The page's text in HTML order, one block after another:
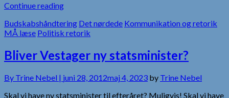
Continue reading
Budskabshåndtering Det nørdede Kommunikation og retorik
MÅ læse Politisk retorik
Bliver Vestager ny statsminister?
By Trine Nebel | juni 28, 2012maj 4, 2023 by Trine Nebel
Skal vi have ny statsminister til efteråret? Muligvis! Skal vi have